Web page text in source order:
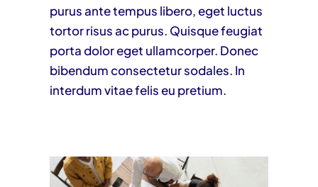
purus ante tempus libero, eget luctus
tortor risus ac purus. Quisque feugiat
porta dolor eget ullamcorper. Donec
bibendum consectetur sodales. In
interdum vitae felis eu pretium.